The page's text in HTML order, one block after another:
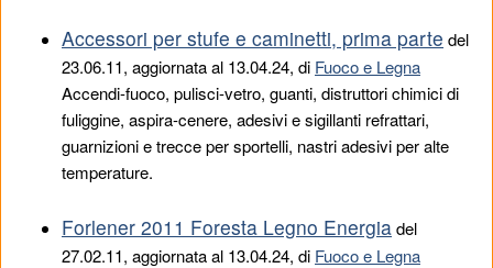
Accessori per stufe e caminetti, prima parte del
23.06.11, aggiornata al 13.04.24, di Fuoco e Legna
Accendi-fuoco, pulisci-vetro, guanti, distruttori chimici di
fuliggine, aspira-cenere, adesivi e sigillanti refrattari,
guarnizioni e trecce per sportelli, nastri adesivi per alte
temperature.
Forlener 2011 Foresta Legno Energiadel
27.02.11, aggiornata al 13.04.24, di Fuoco e Legna